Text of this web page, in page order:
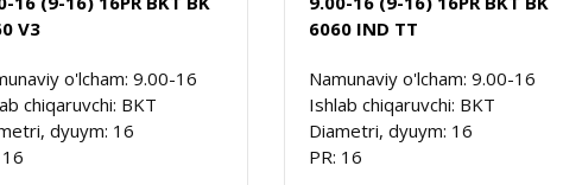
V3
o'lcham: 9.00-16
chiqaruvchi: BKT
dyuym: 16
6060 IND TT
Namunaviy o'lcham: 9.00-16
Ishlab chiqaruvchi: BKT
Diametri, dyuym: 16
PR: 16